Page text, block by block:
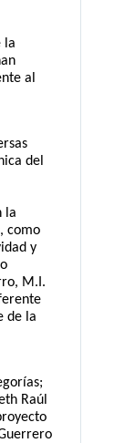
la
al
del
la
como
y
M.I.
de la
Raúl